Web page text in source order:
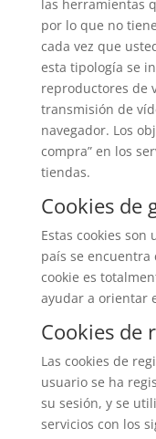
las herramientas
por lo que no
cada vez que
esta tipología se
reproductores de
transmisión de
navegador. Los
compra” en los
tiendas.
Cookies de
Estas cookies
país se encuentra
cookie es
ayudar a orientar
Cookies de
Las cookies de
usuario se ha
su sesión, y se
servicios con los